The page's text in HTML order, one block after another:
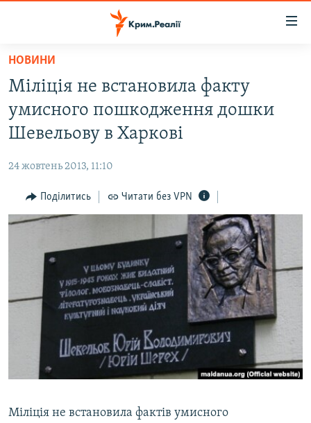
Перейти
основного
матеріалу
Перейти
до
основної
Перейти
до
пошуку
ВОДА.КРИМ
ВІДЕО ТА ФОТО
БЛОГИ
ПОГЛЯД
ІНТЕРВ'Ю
ВСЕ ЗА ДЕНЬ
СПЕЦПРОЕКТИ
ДЕПОРТАЦІЯ
ВІДЕОУРОКИ «ELIFBE»
СВІДЧЕННЯ ОКУПАЦІЇ
УКРАЇНСЬКА ПРОБЛЕМА КРИМУ
ЯК ОБІЙТИ БЛОКУВАННЯ
Русский
Qırımtatar
НОВИНИ
Міліція не встановила факту
умисного пошкодження дошки
Шевельову в Харкові
24 жовтень 2013, 11:10
Поділитись Читати без VPN
Міліція не встановила фактів умисного